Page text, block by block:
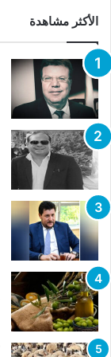
الأكثر مشاهدة